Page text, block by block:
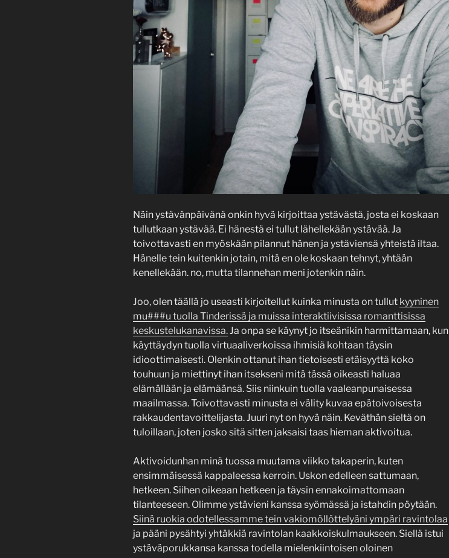
Näin ystävänpäivänä onkin hyvä kirjoittaa ystävästä, josta ei koskaan
tullutkaan ystävää. Ei hänestä ei tullut lähellekään ystävää. Ja
toivottavasti en myöskään pilannut hänen ja ystäviensä yhteistä iltaa.
Hänelle tein kuitenkin jotain, mitä en ole koskaan tehnyt, yhtään
kenellekään. no, mutta tilannehan meni jotenkin näin.
Joo, olen täällä jo useasti kirjoitellut kuinka minusta on tullut kyyninen
mu###u tuolla Tinderissä ja muissa interaktiivisissa romanttisissa
keskustelukanavissa.Ja onpa se käynyt jo itseänikin harmittamaan, kun
käyttäydyn tuolla virtuaaliverkoissa ihmisiä kohtaan täysin
idioottimaisesti. Olenkin ottanut ihan tietoisesti etäisyyttä koko
touhuun ja miettinyt ihan itsekseni mitä tässä oikeasti haluaa
elämällään ja elämäänsä. Siis niinkuin tuolla vaaleanpunaisessa
maailmassa. Toivottavasti minusta ei välity kuvaa epätoivoisesta
rakkaudentavoittelijasta. Juuri nyt on hyvä näin. Keväthän sieltä on
tuloillaan, joten josko sitä sitten jaksaisi taas hieman aktivoitua.
Aktivoidunhan minä tuossa muutama viikko takaperin, kuten
ensimmäisessä kappaleessa kerroin. Uskon edelleen sattumaan,
hetkeen. Siihen oikeaan hetkeen ja täysin ennakoimattomaan
tilanteeseen. Olimme ystävieni kanssa syömässä ja istahdin pöytään.
Siinä ruokia odotellessamme tein vakiomöllöttelyäni ympäri ravintolaa
ja pääni pysähtyi yhtäkkiä ravintolan kaakkoiskulmaukseen. Siellä istui
ystäväporukkansa kanssa todella mielenkiintoisen oloinen